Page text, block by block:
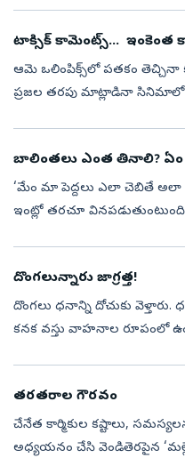
టాక్సిక్‌ కామెంట్స్‌... ఇంకెంత
ఆమె ఒలింపిక్స్‌లో పతకం
ప్రజల తరపు మాట్లాడినా
బాలింతలు ఎంత తినాలి?
‘మేం మా పెద్దలు ఎలా చెబితే అలా
ఇంట్లో తరచూ
దొంగలున్నారు జాగ్రత్త!
దొంగలు ధనాన్ని దోచుకు
కనక వస్తు వాహనాల రూపంలో
తరతరాల గౌరవం
చేనేత కార్మికుల కష్టాలు,
అధ్యయనం చేసి వెండితెరపైన